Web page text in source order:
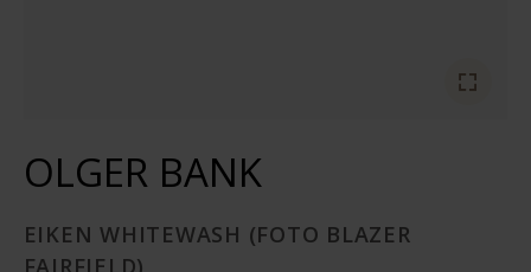
OLGER BANK
EIKEN WHITEWASH (FOTO BLAZER
FAIRFIELD)